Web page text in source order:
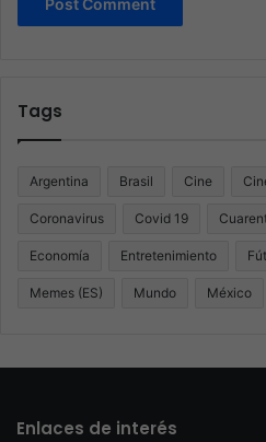
Tags
Argentina Brasil Cine
Coronavirus Covid 19
Economía Entretenimiento
Memes (ES) Mundo México
Enlaces de interés